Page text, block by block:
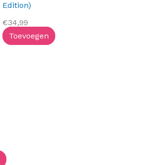
Edition)
€34,99
Toevoegen